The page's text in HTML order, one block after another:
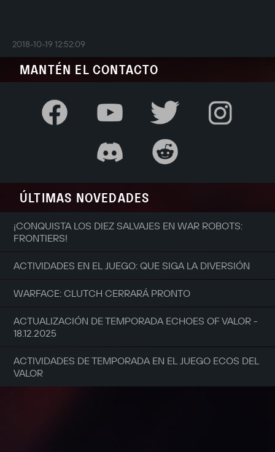
2018-10-19 12:52:09
MANTÉN EL CONTACTO
ÚLTIMAS NOVEDADES
¡CONQUISTA LOS DIEZ SALVAJES EN WAR ROBOTS:
FRONTIERS!
ACTIVIDADES EN EL JUEGO: QUE SIGA LA DIVERSIÓN
WARFACE: CLUTCH CERRARÁ PRONTO
ACTUALIZACIÓN DE TEMPORADA ECHOES OF VALOR -
18.12.2025
ACTIVIDADES DE TEMPORADA EN EL JUEGO ECOS DEL
VALOR